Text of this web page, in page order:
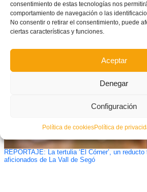
consentimiento de estas tecnologías nos
comportamiento de navegación o las
No consentir o retirar el consentimiento, puede
ciertas características y funciones.
Aceptar
Denegar
Configuración
Política de cookiesPolítica de
Tres equipos ya han conquistado el ascenso a
REPORTAJE: La tertulia ‘El Córner’, un
aficionados de La Vall de Segó